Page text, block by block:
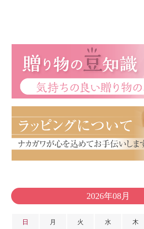
2026年08月
日 月 火 水 木